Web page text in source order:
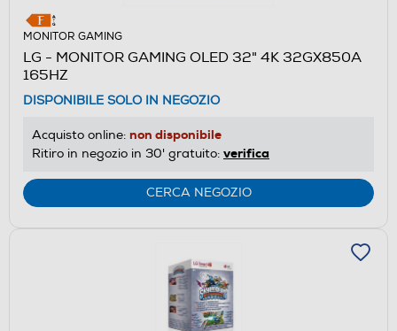
MONITOR GAMING
LG - MONITOR GAMING OLED 32" 4K 32GX850A
165HZ
DISPONIBILE SOLO IN NEGOZIO
Acquisto online: non disponibile
Ritiro in negozio in 30' gratuito: verifica
CERCA NEGOZIO